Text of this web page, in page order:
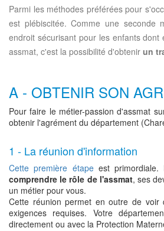
Parmi les méthodes préférées pour
est plébiscitée. Comme une seconde
endroit sécurisant pour les enfants
assmat, c'est la possibilité d'obtenir un
A - OBTENIR SON
Pour faire le métier-passion d'assmat
obtenir l'agrément du département
1 - La réunion d'information
Cette première étapeest primordiale.
comprendre le rôle de l'assmat, ses
un métier pour vous.
Cette réunion permet en outre de voir
exigences requises. Votre
directement ou avec la Protection